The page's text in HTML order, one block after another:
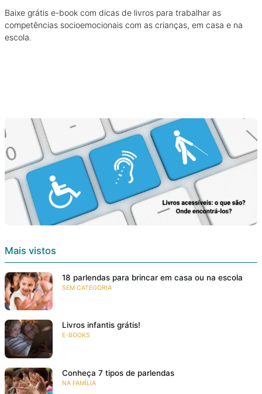
Baixe grátis e-book com dicas de livros para trabalhar as
competências socioemocionais com as crianças, em casa e na
escola.
Mais vistos
18 parlendas para brincar em casa ou na escola
SEM CATEGORIA
Livros infantis grátis!
E-BOOKS
Conheça 7 tipos de parlendas
NA FAMÍLIA